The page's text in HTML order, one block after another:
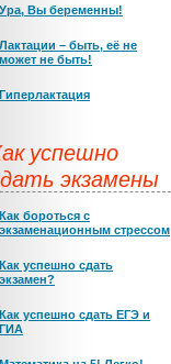
Ура, Вы беременны!
Лактации – быть, её не
может не быть!
Гиперлактация
успешно
экзамены
Как бороться с
экзаменационным стрессом
Как успешно сдать
экзамен?
Как успешно сдать ЕГЭ и
ГИА